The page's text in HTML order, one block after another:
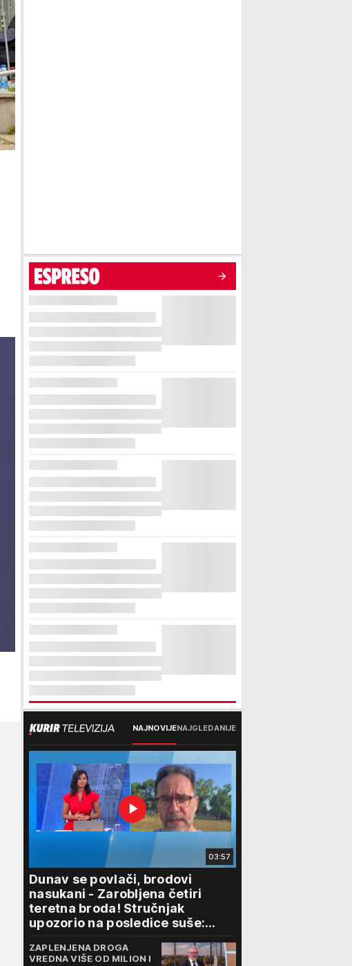
NAJNOVIJENAJGLEDANIJE
03:57
Dunav se povlači, brodovi
nasukani - Zarobljena četiri
teretna broda! Stručnjak
upozorio na posledice suše:
"Plovidba kroz Srbiju je najmanji
problem"
ZAPLENJENA DROGA
VREDNA VIŠE OD MILION I